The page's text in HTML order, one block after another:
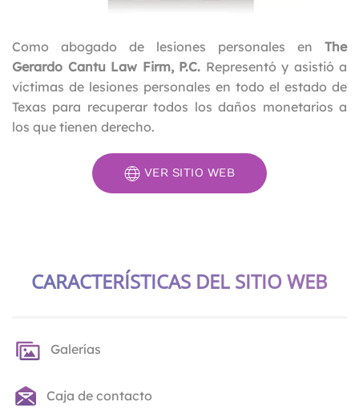
Como abogado de lesiones personales en The
Gerardo Cantu Law Firm, P.C. Representó y asistió a
víctimas de lesiones personales en todo el estado de
Texas para recuperar todos los daños monetarios a
los que tienen derecho.
VER SITIO WEB
CARACTERÍSTICAS DEL SITIO WEB
Galerías
Caja de contacto